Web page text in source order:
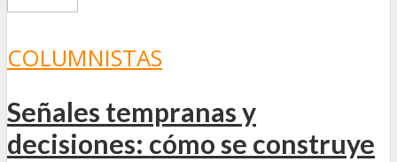
COLUMNISTAS
Señales tempranas y
decisiones: cómo se construye